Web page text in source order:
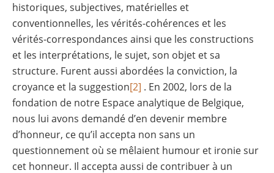
historiques, subjectives, matérielles et
conventionnelles, les vérités-cohérences et les
vérités-correspondances ainsi que les constructions
et les interprétations, le sujet, son objet et sa
structure. Furent aussi abordées la conviction, la
croyance et la suggestion[2] . En 2002, lors de la
fondation de notre Espace analytique de Belgique,
nous lui avons demandé d’en devenir membre
d’honneur, ce qu’il accepta non sans un
questionnement où se mêlaient humour et ironie sur
cet honneur. Il accepta aussi de contribuer à un